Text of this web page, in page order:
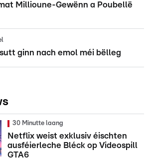
Millioune-Gewënn a Poubellë
ginn nach emol méi bëlleg
30 Minutte laang
Netflix weist exklusiv éischten
ausféierleche Bléck op Videospill
GTA6